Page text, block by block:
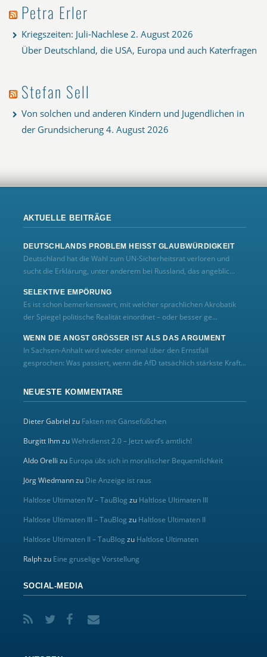
Petra Erler
Kriegszeiten: Juli-Nachlese 2. August 2026
Über Deutschland, die USA, Europa und auch Katerfragen
Stefan Sell
Von solchen und anderen Kindern und Jugendlichen in
der Grundsicherung 4. August 2026
AKTUELLE BEITRÄGE
DEUTSCHLANDS PROBLEM HEISST GLAUBWÜRDIGKEIT
Deutschland hat die Wahl zum UN‑Sicherheitsrat verloren und
sucht die Erklärung, unter anderem bei Russland, das angeblic...
SELEKTIVE EMPÖRUNG
Es ist schon bemerkenswert, mit welcher sprachlichen Akrobatik
der Spiegel politische Realität einordnet – oder besser ge...
WENN DIE ANGST GRÖSSER IST ALS DAS ARGUMENT
In Sachsen-Anhalt wird wieder einmal über den Ernstfall
gesprochen: Was passiert, wenn die AfD tatsächlich stärkste Kraft...
NEUESTE KOMMENTARE
Dieter Gabriel zu Fakten mit Gänsefüßchen
Burgitt IhmzuWehrdienst 2.0 – Jetzt wird’s amtlich!
Aldo Orelli zu Europa übt sich in moralischer Bequemlichkeit
Jörg Wiedmannzu Die Anzeige ist raus
Haltlose Ultimaten IV – TauBlog zu Haltlose Ultimaten III
Haltlose Ultimaten III – TauBlog zu Haltlose Ultimaten II
Haltlose Ultimaten II – TauBlog zu Haltlose Ultimaten
Ralphzu Eine gruselige Vorstellung
SOCIAL-MEDIA